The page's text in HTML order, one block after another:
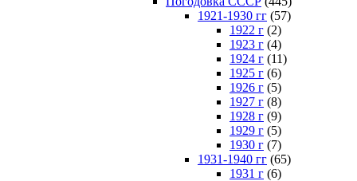
1921-1930 гг (57)
1922 г (2)
1923 г (4)
1924 г (11)
1925 г (6)
1926 г (5)
1927 г (8)
1928 г (9)
1929 г (5)
1930 г (7)
1931-1940 гг (65)
1931 г (6)